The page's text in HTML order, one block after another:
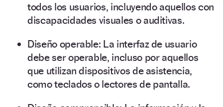
todos los usuarios, incluyendo aquellos con
discapacidades visuales o auditivas.
Diseño operable: La interfaz de usuario
debe ser operable, incluso por aquellos
que utilizan dispositivos de asistencia,
como teclados o lectores de pantalla.